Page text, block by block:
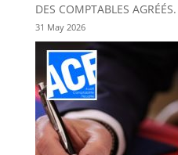
DES COMPTABLES AGRÉÉS.
31 May 2026